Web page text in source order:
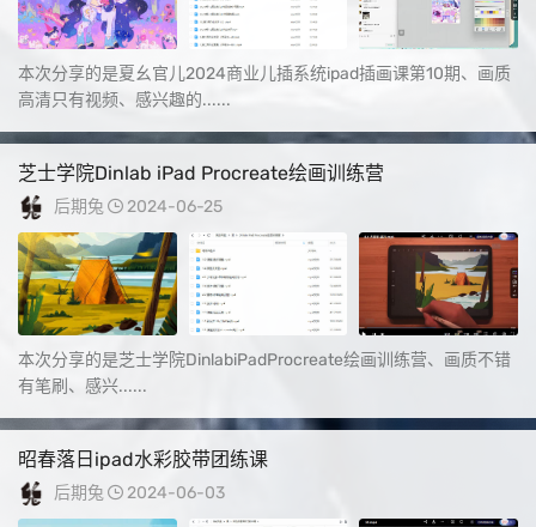
本次分享的是夏幺官儿2024商业儿插系统ipad插画课第10期、画质
高清只有视频、感兴趣的......
芝士学院Dinlab iPad Procreate绘画训练营
后期兔 2024-06-25
本次分享的是芝士学院DinlabiPadProcreate绘画训练营、画质不错
有笔刷、感兴......
昭春落日ipad水彩胶带团练课
后期兔 2024-06-03